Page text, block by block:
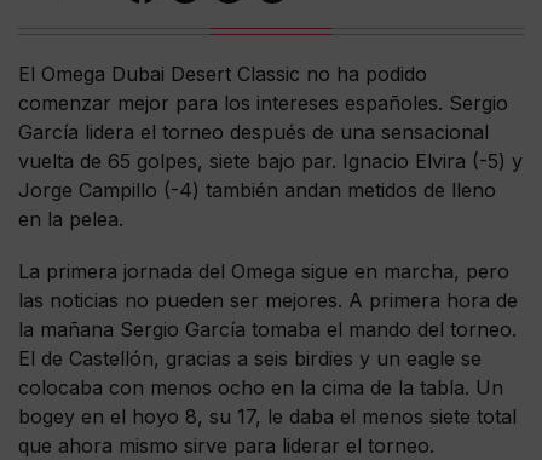
El Omega Dubai Desert Classic no ha podido
comenzar mejor para los intereses españoles. Sergio
García lidera el torneo después de una sensacional
vuelta de 65 golpes, siete bajo par. Ignacio Elvira (-5) y
Jorge Campillo (-4) también andan metidos de lleno
en la pelea.
La primera jornada del Omega sigue en marcha, pero
las noticias no pueden ser mejores. A primera hora de
la mañana Sergio García tomaba el mando del torneo.
El de Castellón, gracias a seis birdies y un eagle se
colocaba con menos ocho en la cima de la tabla. Un
bogey en el hoyo 8, su 17, le daba el menos siete total
que ahora mismo sirve para liderar el torneo.